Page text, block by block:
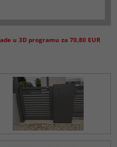
u 3D programu za 70,80 EUR